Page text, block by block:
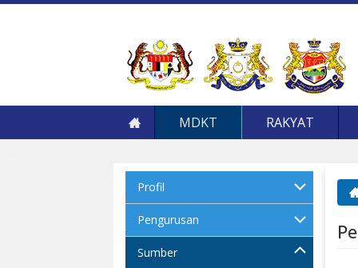
MDKT RAKYAT
Profil
Pengurusan
Sumber